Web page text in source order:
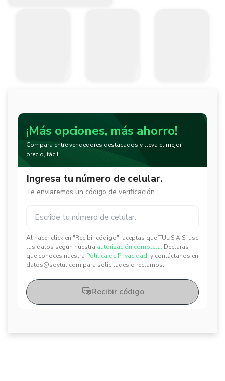
¡Más opciones, más ahorro!
Compara entre vendedores destacados y lleva el mejor
precio, fácil.
Ingresa tu número de celular.
Te enviaremos un código de verificación
Al hacer click en "Recibir código", aceptas que TUL S.A.S. use
tus datos según nuestra autorización completa. Declaras
que conoces nuestra Política de Privacidad. y contáctanos en
datos@soytul.com para solicitudes o reclamos.
✕
✕
Recibir código